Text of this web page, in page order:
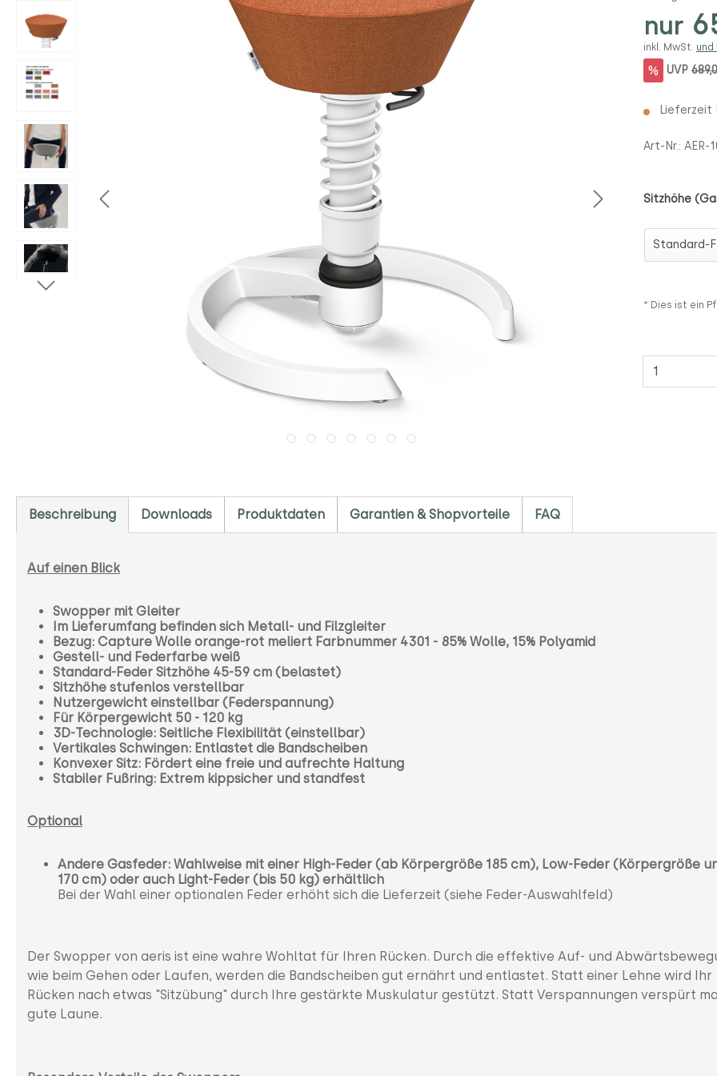
nur
inkl. MwSt.
% UVP
Lieferzeit
Art-Nr.: AER-
Sitzhöhe
Sitzhöhe
* Dies ist ein
Anzahl
Beschreibung Downloads Produktdaten Garantien & Shopvorteile FAQ
Auf einen Blick
Swopper mit Gleiter
Im Lieferumfang befinden sich Metall- und Filzgleiter
Bezug: Capture Wolle orange-rot meliert Farbnummer 4301 - 85% Wolle, 15% Polyamid
Gestell- und Federfarbe weiß
Standard-Feder Sitzhöhe 45-59 cm (belastet)
Sitzhöhe stufenlos verstellbar
Nutzergewicht einstellbar (Federspannung)
Für Körpergewicht 50 - 120 kg
3D-Technologie: Seitliche Flexibilität (einstellbar)
Vertikales Schwingen: Entlastet die Bandscheiben
Konvexer Sitz: Fördert eine freie und aufrechte Haltung
Stabiler Fußring: Extrem kippsicher und standfest
Optional
Andere Gasfeder: Wahlweise mit einer High-Feder (ab Körpergröße 185 cm), Low-Feder (Körpergröße
170 cm) oder auch Light-Feder (bis 50 kg) erhältlich
Bei der Wahl einer optionalen Feder erhöht sich die Lieferzeit (siehe Feder-Auswahlfeld)
Der Swopper von aeris ist eine wahre Wohltat für Ihren Rücken. Durch die effektive Auf- und
wie beim Gehen oder Laufen, werden die Bandscheiben gut ernährt und entlastet. Statt einer Lehne wird Ihr
Rücken nach etwas "Sitzübung" durch Ihre gestärkte Muskulatur gestützt. Statt Verspannungen verspürt
gute Laune.